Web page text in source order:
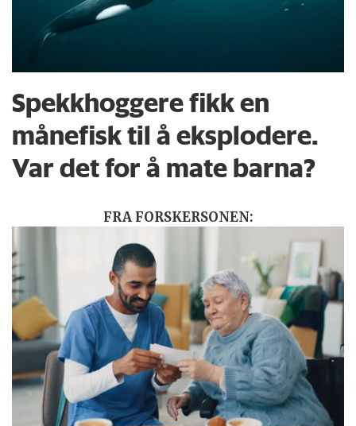
Spekkhoggere fikk en
månefisk til å eksplodere.
Var det for å mate barna?
FRA FORSKERSONEN: